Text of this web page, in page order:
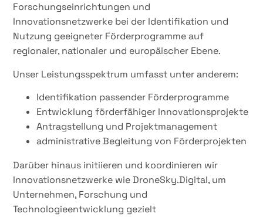
Forschungseinrichtungen und
Innovationsnetzwerke bei der Identifikation und
Nutzung geeigneter Förderprogramme auf
regionaler, nationaler und europäischer Ebene.
Unser Leistungsspektrum umfasst unter anderem:
Identifikation passender Förderprogramme
Entwicklung förderfähiger Innovationsprojekte
Antragstellung und Projektmanagement
administrative Begleitung von Förderprojekten
Darüber hinaus initiieren und koordinieren wir
Innovationsnetzwerke wie DroneSky.Digital, um
Unternehmen, Forschung und
Technologieentwicklung gezielt